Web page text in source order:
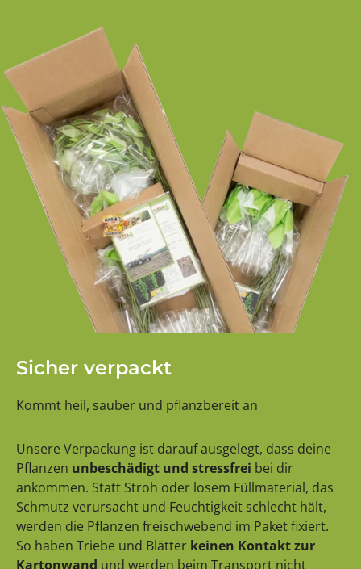
Sicher verpackt
Kommt heil, sauber und pflanzbereit an
Unsere Verpackung ist darauf ausgelegt, dass deine
Pflanzen unbeschädigt und stressfrei bei dir
ankommen. Statt Stroh oder losem Füllmaterial, das
Schmutz verursacht und Feuchtigkeit schlecht hält,
werden die Pflanzen freischwebend im Paket fixiert.
So haben Triebe und Blätter keinen Kontakt zur
Kartonwand und werden beim Transport nicht